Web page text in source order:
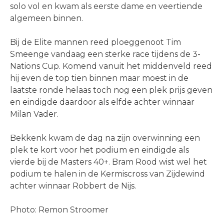
solo vol en kwam als eerste dame en veertiende
algemeen binnen.
Bij de Elite mannen reed ploeggenoot Tim
Smeenge vandaag een sterke race tijdens de 3-
Nations Cup. Komend vanuit het middenveld reed
hij even de top tien binnen maar moest in de
laatste ronde helaas toch nog een plek prijs geven
en eindigde daardoor als elfde achter winnaar
Milan Vader.
Bekkenk kwam de dag na zijn overwinning een
plek te kort voor het podium en eindigde als
vierde bij de Masters 40+. Bram Rood wist wel het
podium te halen in de Kermiscross van Zijdewind
achter winnaar Robbert de Nijs.
Photo: Remon Stroomer